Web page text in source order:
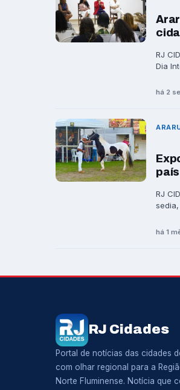
RJ
Dia
há 2
RJ
há 1
RJ Cidades
Portal de notícias das cidades
com olhar regional para a
Norte Fluminense. Notícia que